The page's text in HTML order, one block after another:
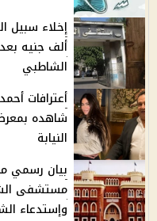
ألف جنيه
الشاطبي
أعترافات
شاهده
النيابة
بيان رسمي
مستشفى
وإستدعاء